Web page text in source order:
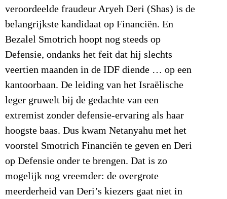
veroordeelde fraudeur Aryeh Deri (Shas) is de
belangrijkste kandidaat op Financiën. En
Bezalel Smotrich hoopt nog steeds op
Defensie, ondanks het feit dat hij slechts
veertien maanden in de IDF diende … op een
kantoorbaan. De leiding van het Israëlische
leger gruwelt bij de gedachte van een
extremist zonder defensie-ervaring als haar
hoogste baas. Dus kwam Netanyahu met het
voorstel Smotrich Financiën te geven en Deri
op Defensie onder te brengen. Dat is zo
mogelijk nog vreemder: de overgrote
meerderheid van Deri’s kiezers gaat niet in